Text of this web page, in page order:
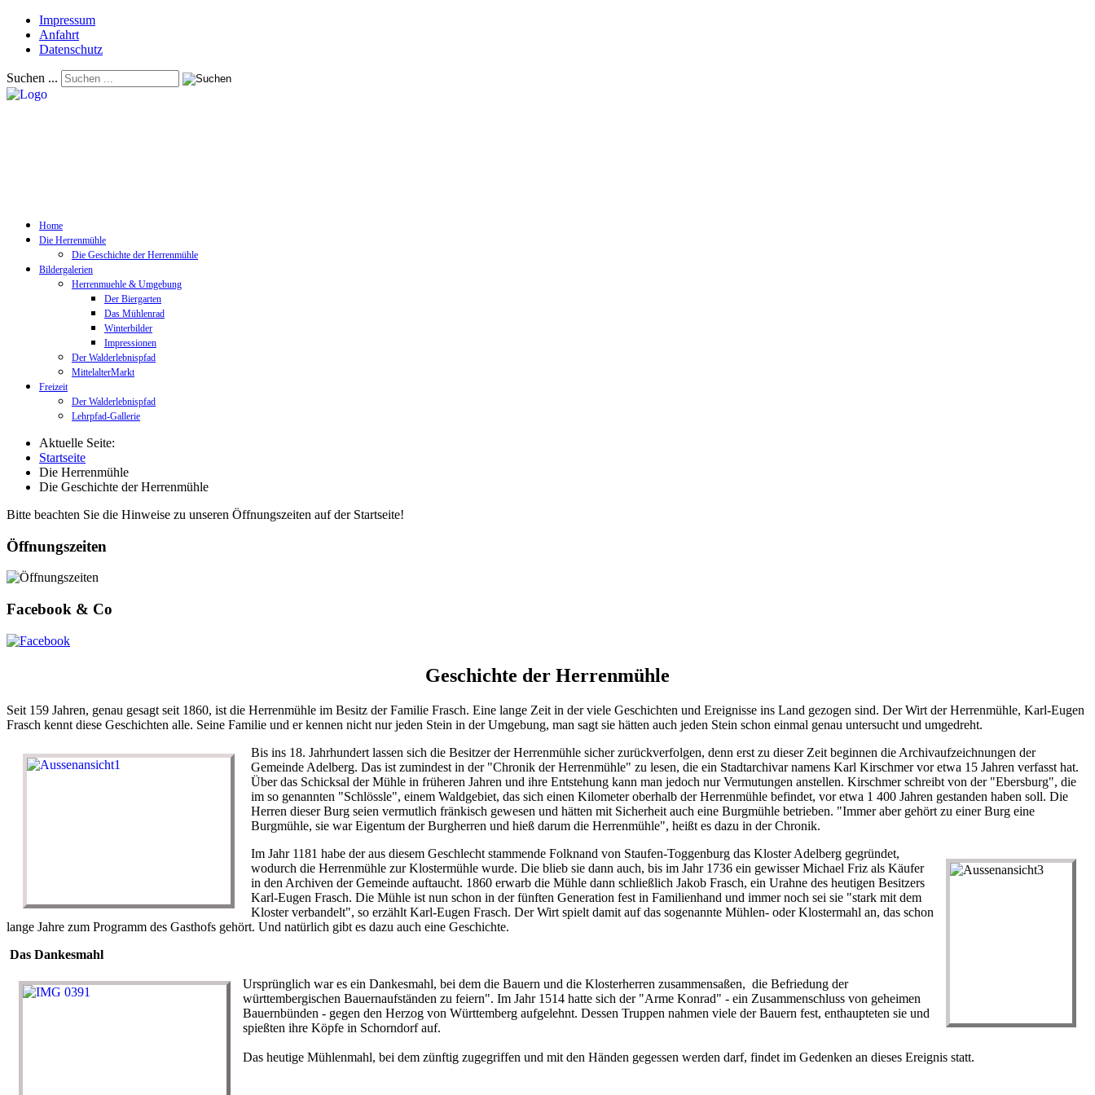
Impressum
Anfahrt
Datenschutz
Suchen ...
Home
Die Herrenmühle
Die Geschichte der Herrenmühle
Bildergalerien
Herrenmuehle & Umgebung
Der Biergarten
Das Mühlenrad
Winterbilder
Impressionen
Der Walderlebnispfad
MittelalterMarkt
Freizeit
Der Walderlebnispfad
Lehrpfad-Gallerie
Aktuelle Seite:
Startseite
Die Herrenmühle
Die Geschichte der Herrenmühle
Bitte beachten Sie die Hinweise zu unseren Öffnungszeiten auf der Startseite!
Öffnungszeiten
Facebook & Co
Geschichte der Herrenmühle
Seit 159 Jahren, genau gesagt seit 1860, ist die Herrenmühle im Besitz der Familie Frasch. Eine lange Zeit in der viele Geschichten und Ereignisse ins Land gezogen sind. Der Wirt der Herrenmühle, Karl-Eugen
Frasch kennt diese Geschichten alle. Seine Familie und er kennen nicht nur jeden Stein in der Umgebung, man sagt sie hätten auch jeden Stein schon einmal genau untersucht und umgedreht.
Bis ins 18. Jahrhundert lassen sich die Besitzer der Herrenmühle sicher zurückverfolgen, denn erst zu dieser Zeit beginnen die Archivaufzeichnungen der
Gemeinde Adelberg. Das ist zumindest in der "Chronik der Herrenmühle" zu lesen, die ein Stadtarchivar namens Karl Kirschmer vor etwa 15 Jahren verfasst hat.
Über das Schicksal der Mühle in früheren Jahren und ihre Entstehung kann man jedoch nur Vermutungen anstellen. Kirschmer schreibt von der "Ebersburg", die
im so genannten "Schlössle", einem Waldgebiet, das sich einen Kilometer oberhalb der Herrenmühle befindet, vor etwa 1 400 Jahren gestanden haben soll. Die
Herren dieser Burg seien vermutlich fränkisch gewesen und hätten mit Sicherheit auch eine Burgmühle betrieben. "Immer aber gehört zu einer Burg eine
Burgmühle, sie war Eigentum der Burgherren und hieß darum die Herrenmühle", heißt es dazu in der Chronik.
Im Jahr 1181 habe der aus diesem Geschlecht stammende Folknand von Staufen-Toggenburg das Kloster Adelberg gegründet,
wodurch die Herrenmühle zur Klostermühle wurde. Die blieb sie dann auch, bis im Jahr 1736 ein gewisser Michael Friz als Käufer
in den Archiven der Gemeinde auftaucht. 1860 erwarb die Mühle dann schließlich Jakob Frasch, ein Urahne des heutigen Besitzers
Karl-Eugen Frasch. Die Mühle ist nun schon in der fünften Generation fest in Familienhand und immer noch sei sie "stark mit dem
Kloster verbandelt", so erzählt Karl-Eugen Frasch. Der Wirt spielt damit auf das sogenannte Mühlen- oder Klostermahl an, das schon
lange Jahre zum Programm des Gasthofs gehört. Und natürlich gibt es dazu auch eine Geschichte.
Das Dankesmahl
Ursprünglich war es ein Dankesmahl, bei dem die Bauern und die Klosterherren zusammensaßen, die Befriedung der
württembergischen Bauernaufständen zu feiern". Im Jahr 1514 hatte sich der "Arme Konrad" - ein Zusammenschluss von geheimen
Bauernbünden - gegen den Herzog von Württemberg aufgelehnt. Dessen Truppen nahmen viele der Bauern fest, enthaupteten sie und
spießten ihre Köpfe in Schorndorf auf.
Das heutige Mühlenmahl, bei dem zünftig zugegriffen und mit den Händen gegessen werden darf, findet im Gedenken an dieses Ereignis statt.